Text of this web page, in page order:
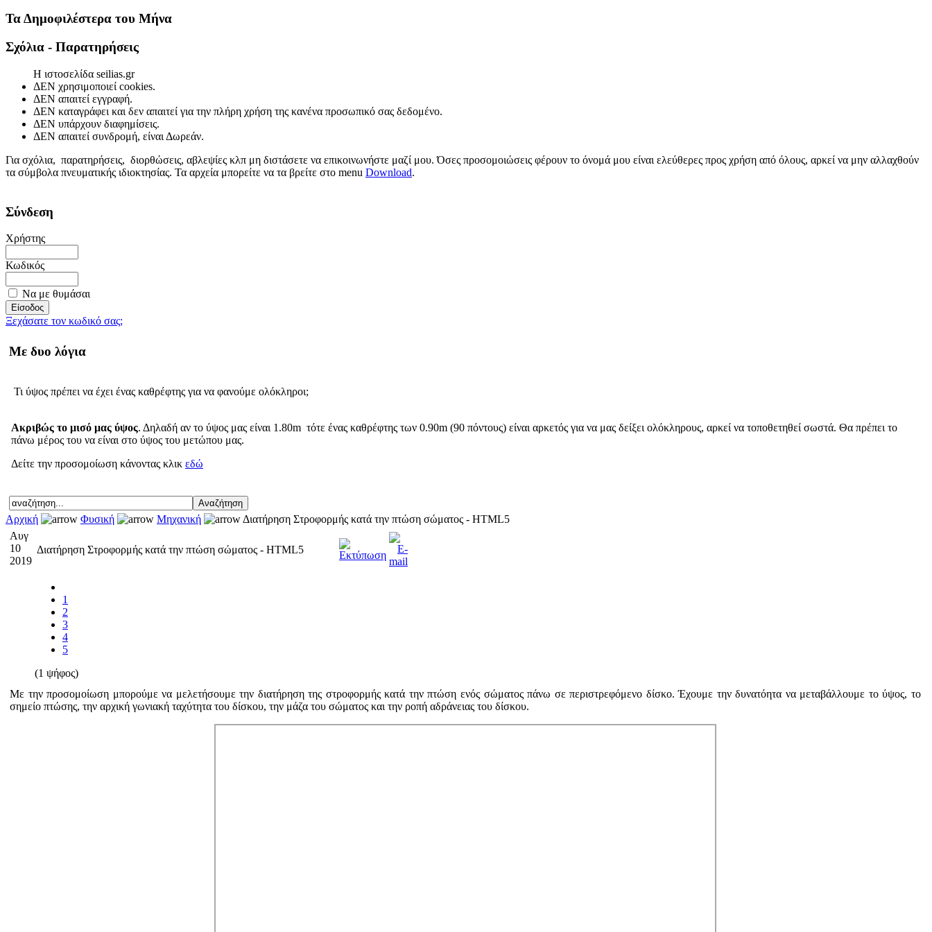
Τα Δημοφιλέστερα του Μήνα
Σχόλια - Παρατηρήσεις
Η ιστοσελίδα seilias.gr
ΔΕΝ χρησιμοποιεί cookies.
ΔΕΝ απαιτεί εγγραφή.
ΔΕΝ καταγράφει και δεν απαιτεί για την πλήρη χρήση της κανένα προσωπικό σας δεδομένο.
ΔΕΝ υπάρχουν διαφημίσεις.
ΔΕΝ απαιτεί συνδρομή, είναι Δωρεάν.
Για σχόλια, παρατηρήσεις, διορθώσεις, αβλεψίες κλπ μη διστάσετε να επικοινωνήστε μαζί μου. Όσες προσομοιώσεις φέρουν το όνομά μου είναι ελεύθερες προς χρήση από όλους, αρκεί να μην αλλαχθούν
τα σύμβολα πνευματικής ιδιοκτησίας. Τα αρχεία μπορείτε να τα βρείτε στο menu Download.
Σύνδεση
Χρήστης
Κωδικός
Να με θυμάσαι
Ξεχάσατε τον κωδικό σας;
Με δυο λόγια
Τι ύψος πρέπει να έχει ένας καθρέφτης για να φανούμε ολόκληροι;
Ακριβώς το μισό μας ύψος. Δηλαδή αν το ύψος μας είναι 1.80m τότε ένας καθρέφτης των 0.90m (90 πόντους) είναι αρκετός για να μας δείξει ολόκληρους, αρκεί να τοποθετηθεί σωστά. Θα πρέπει το
πάνω μέρος του να είναι στο ύψος του μετώπου μας.
Δείτε την προσομοίωση κάνοντας κλικ εδώ
Αρχική Φυσική Μηχανική
Διατήρηση Στροφορμής κατά την πτώση σώματος - HTML5
Αυγ
10
2019
Διατήρηση Στροφορμής κατά την πτώση σώματος - HTML5
1
2
3
4
5
(1 ψήφος)
Με την προσομοίωση μπορούμε να μελετήσουμε την διατήρηση της στροφορμής κατά την πτώση ενός σώματος πάνω σε περιστρεφόμενο δίσκο. Έχουμε την δυνατόητα να μεταβάλλουμε το ύψος, το
σημείο πτώσης, την αρχική γωνιακή ταχύτητα του δίσκου, την μάζα του σώματος και την ροπή αδράνειας του δίσκου.